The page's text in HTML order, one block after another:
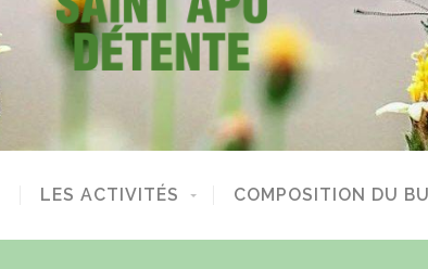
LES ACTIVITÉS COMPOSITION DU